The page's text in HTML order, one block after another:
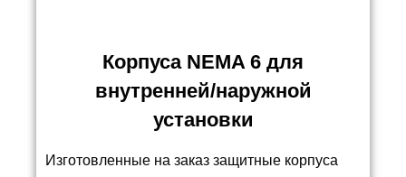
Корпуса NEMA 6 для
внутренней/наружной
установки
Изготовленные на заказ защитные корпуса